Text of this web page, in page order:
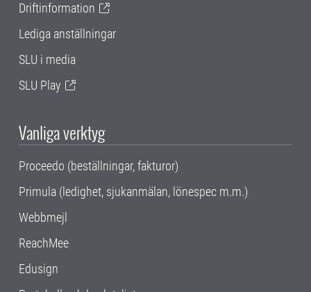
Driftinformation
Lediga anställningar
SLU i media
SLU Play
Vanliga verktyg
Proceedo (beställningar, fakturor)
Primula (ledighet, sjukanmälan, lönespec m.m.)
Webbmejl
ReachMee
Edusign